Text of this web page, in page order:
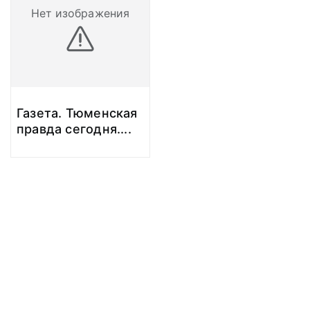
Нет изображения
Газета. Тюменская
правда сегодня....